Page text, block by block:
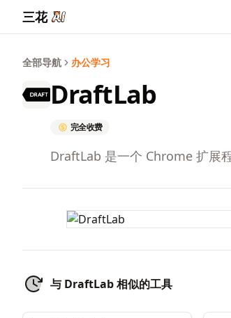
三花
全部导航 办公学习
DraftLab
完全收费
DraftLab 是一个 Chrome 扩展
与 DraftLab 相似的工具